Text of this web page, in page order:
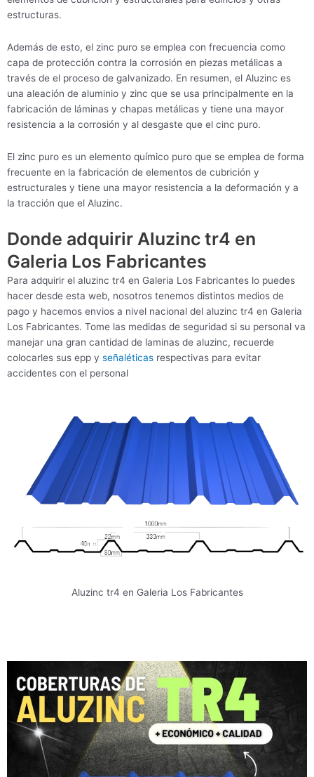
estructuras.
Además de esto, el zinc puro se emplea con frecuencia como
capa de protección contra la corrosión en piezas metálicas a
través de el proceso de galvanizado. En resumen, el Aluzinc es
una aleación de aluminio y zinc que se usa principalmente en la
fabricación de láminas y chapas metálicas y tiene una mayor
resistencia a la corrosión y al desgaste que el cinc puro.
El zinc puro es un elemento químico puro que se emplea de forma
frecuente en la fabricación de elementos de cubrición y
estructurales y tiene una mayor resistencia a la deformación y a
la tracción que el Aluzinc.
Donde adquirir Aluzinc tr4 en
Galeria Los Fabricantes
Para adquirir el aluzinc tr4 en Galeria Los Fabricantes lo puedes
hacer desde esta web, nosotros tenemos distintos medios de
pago y hacemos envios a nivel nacional del aluzinc tr4 en Galeria
Los Fabricantes. Tome las medidas de seguridad si su personal va
manejar una gran cantidad de laminas de aluzinc, recuerde
colocarles sus epp y señaléticas respectivas para evitar
accidentes con el personal
Aluzinc tr4 en Galeria Los Fabricantes